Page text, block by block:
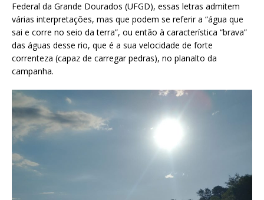
Federal da Grande Dourados (UFGD), essas letras admitem
várias interpretações, mas que podem se referir a “água que
sai e corre no seio da terra”, ou então à característica “brava”
das águas desse rio, que é a sua velocidade de forte
correnteza (capaz de carregar pedras), no planalto da
campanha.